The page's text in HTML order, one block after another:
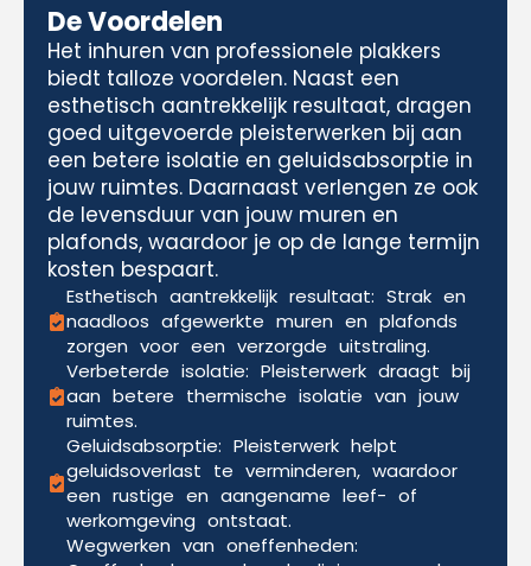
De Voordelen
Het inhuren van professionele plakkers
biedt talloze voordelen. Naast een
esthetisch aantrekkelijk resultaat, dragen
goed uitgevoerde pleisterwerken bij aan
een betere isolatie en geluidsabsorptie in
jouw ruimtes. Daarnaast verlengen ze ook
de levensduur van jouw muren en
plafonds, waardoor je op de lange termijn
kosten bespaart.
Esthetisch aantrekkelijk resultaat: Strak en
naadloos afgewerkte muren en plafonds
zorgen voor een verzorgde uitstraling.
Verbeterde isolatie: Pleisterwerk draagt bij
aan betere thermische isolatie van jouw
ruimtes.
Geluidsabsorptie: Pleisterwerk helpt
geluidsoverlast te verminderen, waardoor
een rustige en aangename leef- of
werkomgeving ontstaat.
Wegwerken van oneffenheden: